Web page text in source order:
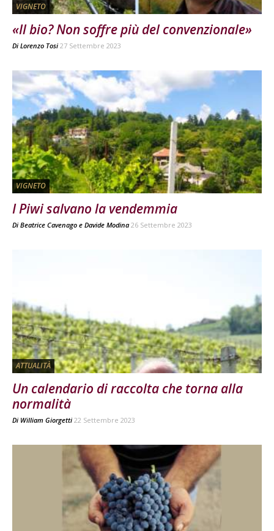
VIGNETO
«Il bio? Non soffre più del convenzionale»
Di Lorenzo Tosi 27 Settembre 2023
VIGNETO
I Piwi salvano la vendemmia
Di Beatrice Cavenago e Davide Modina 26 Settembre 2023
ATTUALITÀ
Un calendario di raccolta che torna alla
normalità
Di William Giorgetti 22 Settembre 2023